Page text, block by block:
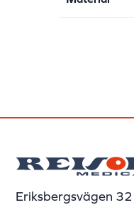
Eriksbergsvägen